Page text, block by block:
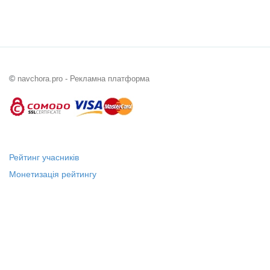
© navchora.pro - Рекламна платформа
Рейтинг учасників
Монетизація рейтингу